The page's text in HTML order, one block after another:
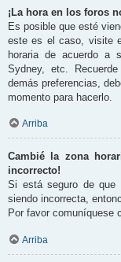
¡La hora en los foros
Es posible que esté
este es el caso, visite
horaria de acuerdo a
Sydney, etc.
demás preferencias,
momento para hacerlo.
Arriba
Cambié la zona
incorrecto!
Si está seguro de
siendo incorrecta,
Por favor comuníquese
Arriba